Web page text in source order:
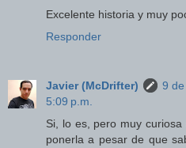
Excelente historia y muy
Responder
Javier (McDrifter)
9
5:09 p.m.
Si, lo es, pero muy
ponerla a pesar de que